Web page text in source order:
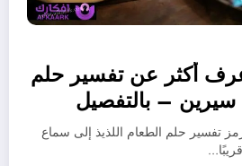
أكثر عن تفسير حلم
سيرين – بالتفصيل
تفسير حلم الطعام اللذيذ إلى سماع